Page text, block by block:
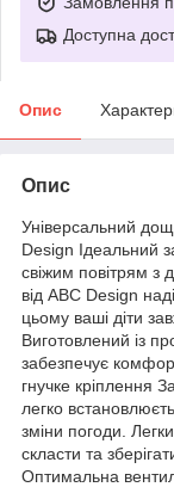
Доступна
Опис
Опис
Універсальний
Design Ідеальний
свіжим повітрям з
від ABC Design
цьому ваші діти
Виготовлений із
забезпечує
гнучке кріплення
легко
зміни погоди.
скласти та
Оптимальна